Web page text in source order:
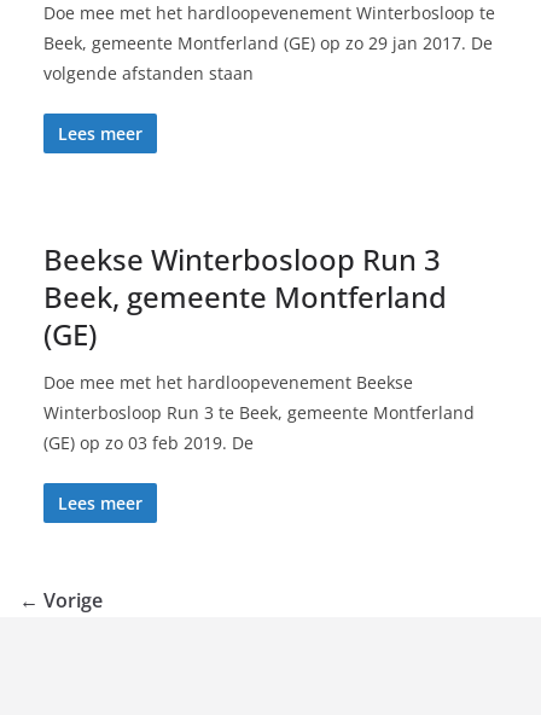
Doe mee met het hardloopevenement Winterbosloop te
Beek, gemeente Montferland (GE) op zo 29 jan 2017. De
volgende afstanden staan
Lees meer
Beekse Winterbosloop Run 3
Beek, gemeente Montferland
(GE)
Doe mee met het hardloopevenement Beekse
Winterbosloop Run 3 te Beek, gemeente Montferland
(GE) op zo 03 feb 2019. De
Lees meer
← Vorige